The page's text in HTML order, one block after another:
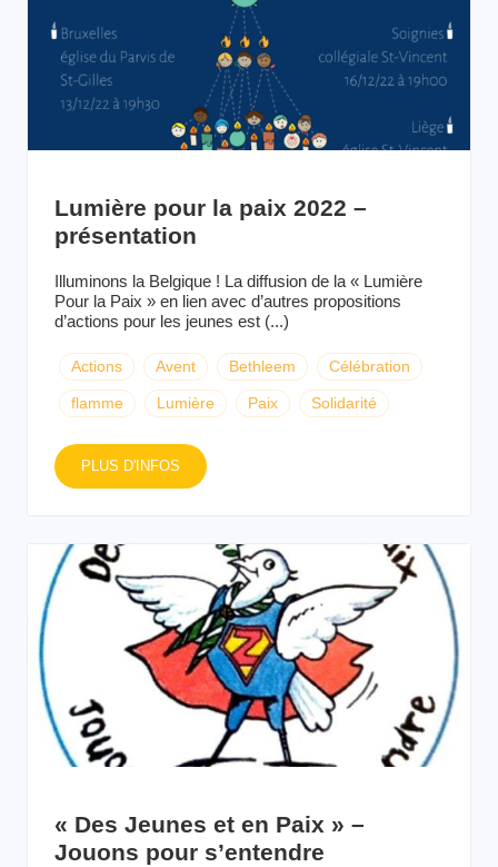
Lumière pour la paix 2022 –
présentation
Illuminons la Belgique ! La diffusion de la « Lumière
Pour la Paix » en lien avec d’autres propositions
d’actions pour les jeunes est (...)
Actions Avent Bethleem Célébration
flamme Lumière Paix Solidarité
PLUS D'INFOS
« Des Jeunes et en Paix » –
Jouons pour s’entendre